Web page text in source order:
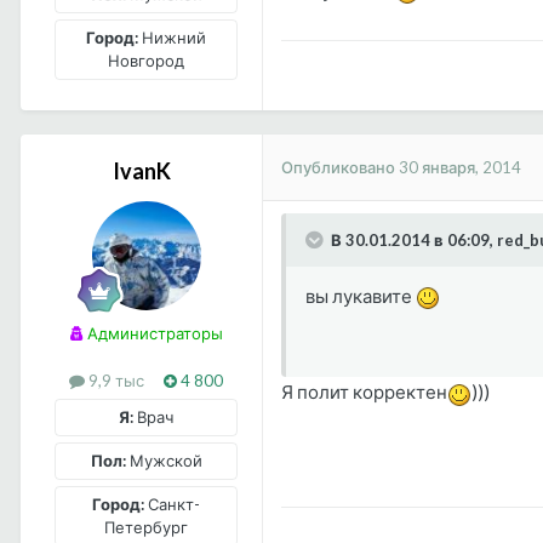
Город: Нижний
Новгород
IvanK
Администраторы
9,9 тыс
4 800
Я: Врач
Пол:Мужской
Город:Санкт-
Петербург
Опубликовано 30 января, 2014
В 30.01.2014 в 06:09,
вы лукавите
Я полит корректен )))